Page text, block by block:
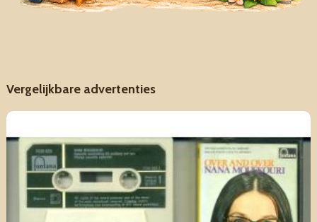
Vergelijkbare advertenties